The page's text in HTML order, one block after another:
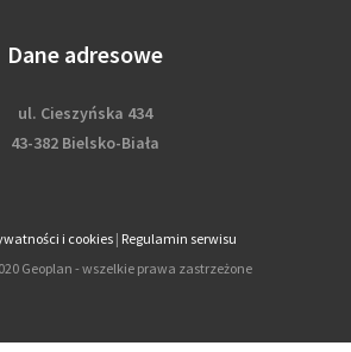
Dane adresowe
ul. Cieszyńska 434
43-382 Bielsko-Biała
i cookies| Regulamin serwisu
Geoplan - wszelkie prawa zastrzeżone